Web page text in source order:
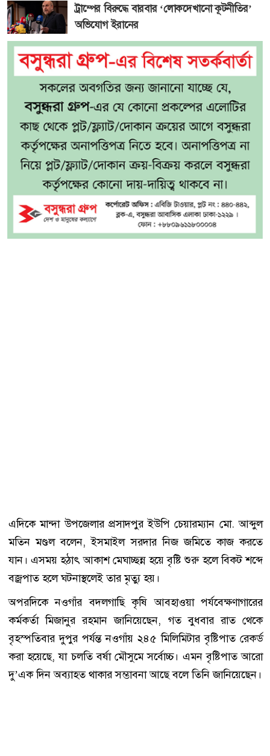
ট্রাম্পের বিরুদ্ধে বারবার ‘লোকদেখানো কূটনীতির’
অভিযোগ ইরানের
এদিকে মান্দা উপজেলার প্রসাদপুর ইউপি চেয়ারম্যান মো. আব্দুল
মতিন মণ্ডল বলেন, ইসমাইল সরদার নিজ জমিতে কাজ করতে
যান। এসময় হঠাৎ আকাশ মেঘাচ্ছন্ন হয়ে বৃষ্টি শুরু হলে বিকট শব্দে
বজ্রপাত হলে ঘটনাস্থলেই তার মৃত্যু হয়।
অপরদিকে নওগাঁর বদলগাছি কৃষি আবহাওয়া পর্যবেক্ষণাগারের
কর্মকর্তা মিজানুর রহমান জানিয়েছেন, গত বুধবার রাত থেকে
বৃহস্পতিবার দুপুর পর্যন্ত নওগাঁয় ২৪৫ মিলিমিটার বৃষ্টিপাত রেকর্ড
করা হয়েছে, যা চলতি বর্ষা মৌসুমে সর্বোচ্চ। এমন বৃষ্টিপাত আরো
দু’এক দিন অব্যাহত থাকার সম্ভাবনা আছে বলে তিনি জানিয়েছেন।